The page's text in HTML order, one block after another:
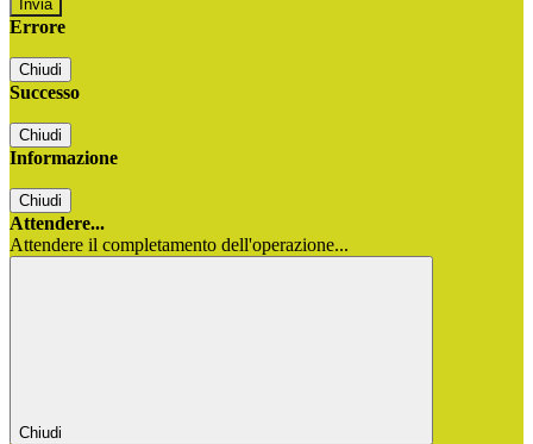
Errore
Chiudi
Successo
Chiudi
Informazione
Chiudi
Attendere...
Attendere il completamento dell'operazione...
Chiudi